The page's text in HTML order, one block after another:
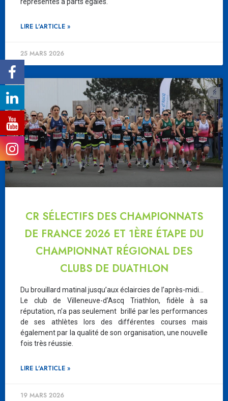
représentés à parts égales.
LIRE L'ARTICLE »
25 MARS 2026
CR SÉLECTIFS DES CHAMPIONNATS
DE FRANCE 2026 ET 1ÈRE ÉTAPE DU
CHAMPIONNAT RÉGIONAL DES
CLUBS DE DUATHLON
Du brouillard matinal jusqu’aux éclaircies de l’après-midi…
Le club de Villeneuve-d’Ascq Triathlon, fidèle à sa
réputation, n’a pas seulement brillé par les performances
de ses athlètes lors des différentes courses mais
également par la qualité de son organisation, une nouvelle
fois très réussie.
LIRE L'ARTICLE »
19 MARS 2026